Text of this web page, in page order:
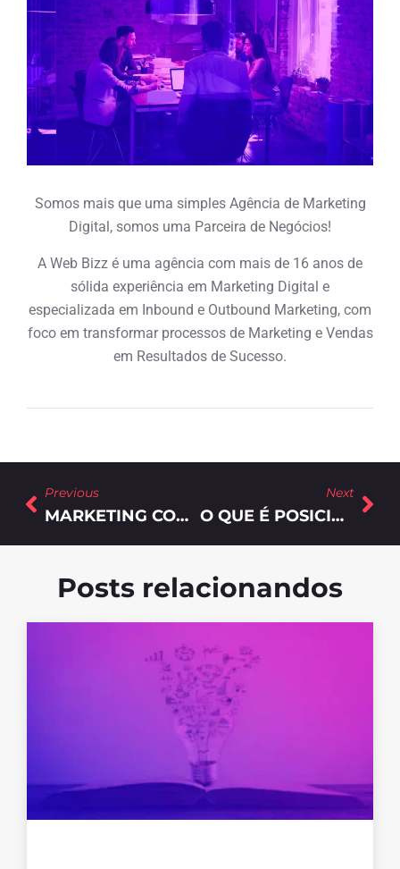
Somos mais que uma simples Agência de Marketing
Digital, somos uma Parceira de Negócios!
A Web Bizz é uma agência com mais de 16 anos de
sólida experiência em Marketing Digital e
especializada em Inbound e Outbound Marketing, com
foco em transformar processos de Marketing e Vendas
em Resultados de Sucesso.
Previous
MARKETING CONVERSACIONAL: O QUE É E COMO USAR NO SEU NEGÓCIO?
Next
O QUE É POSICIONAMENTO ESTRATÉGICO E COMO CONQUISTÁ-LO NA PRÁTICA?
Posts relacionandos